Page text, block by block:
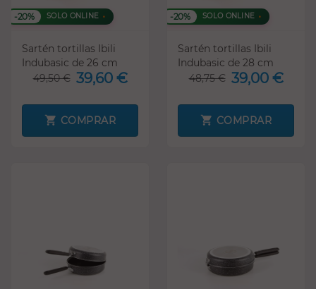
-20% SOLO ONLINE
Sartén tortillas Ibili
Indubasic de 26 cm
49,50 € 39,60 €
COMPRAR
-20% SOLO ONLINE
Sartén tortillas Ibili
Indubasic de 28 cm
48,75 € 39,00 €
COMPRAR